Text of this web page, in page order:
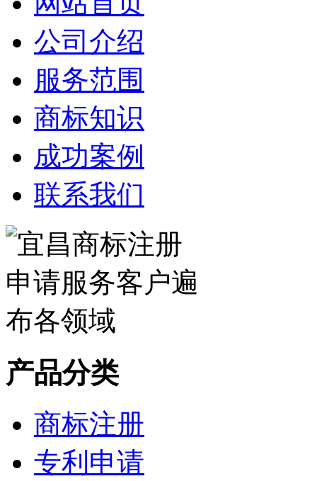
公司介绍
服务范围
商标知识
成功案例
联系我们
产品分类
商标注册
专利申请